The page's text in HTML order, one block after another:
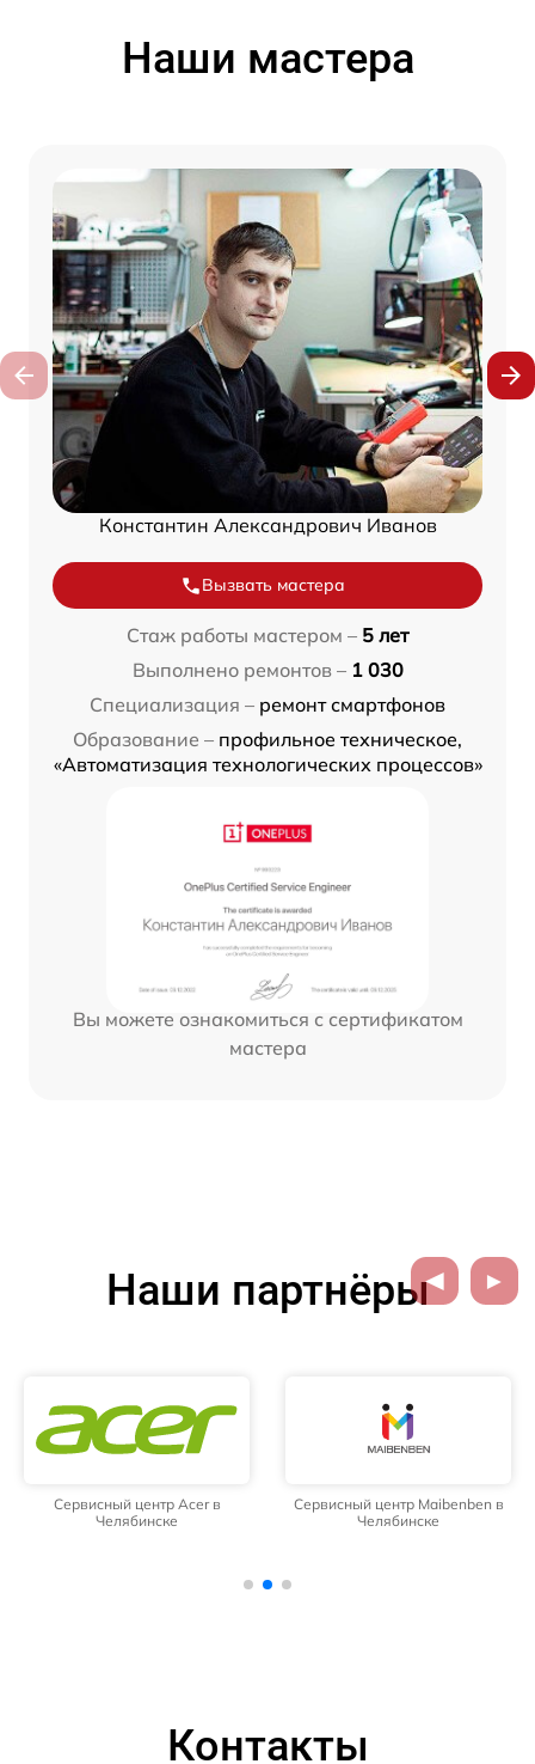
Наши мастера
Константин Александрович Иванов
Вызвать мастера
Стаж работы мастером – 5 лет
Выполнено ремонтов – 1 030
Специализация – ремонт смартфонов
Образование – профильное техническое,
«Автоматизация технологических процессов»
Вы можете ознакомиться с сертификатом
мастера
Наши партнёры
Сервисный центр Acer в
Челябинске
Сервисный центр Maibenben в
Челябинске
Контакты